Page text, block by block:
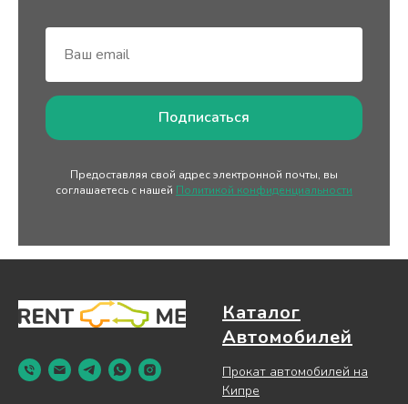
Подписаться
Предоставляя свой адрес электронной почты, вы
соглашаетесь с нашей Политикой конфиденциальности
Каталог
Автомобилей
Прокат автомобилей на
Кипре